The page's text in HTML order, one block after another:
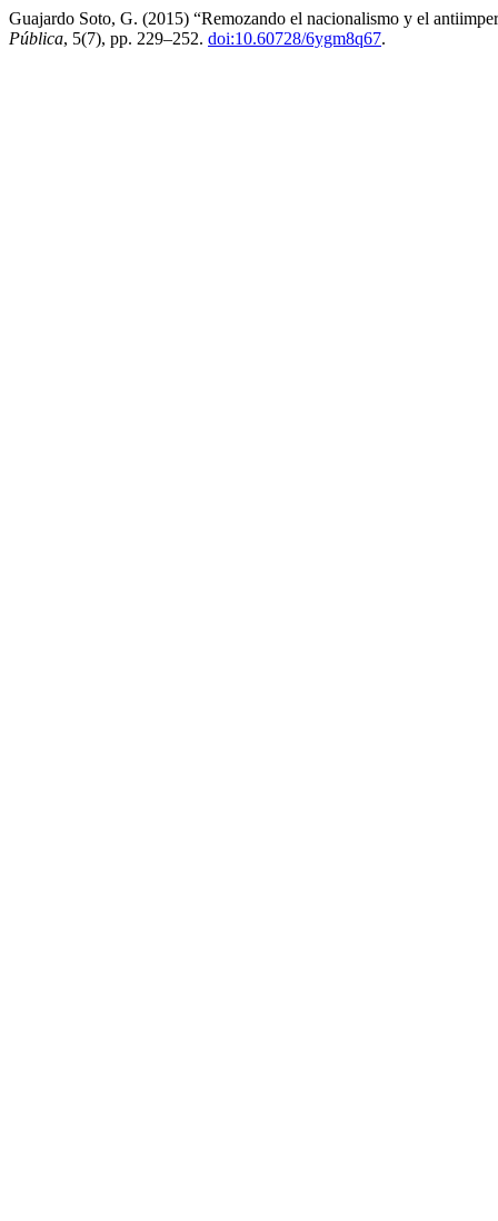
Guajardo Soto, G. (2015) “Remozando el nacionalismo y el
Pública, 5(7), pp. 229–252. doi:10.60728/6ygm8q67.